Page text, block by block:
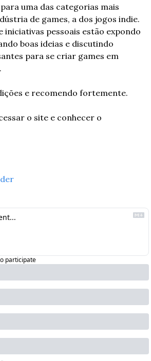
uma das categorias mais
de games, a dos jogos indie.
iniciativas pessoais estão expondo
boas ideias e discutindo
para se criar games em
e recomendo fortemente.
o site e conhecer o
participate